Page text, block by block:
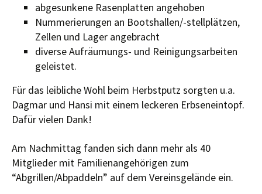
abgesunkene Rasenplatten angehoben
Nummerierungen an Bootshallen/-stellplätzen,
Zellen und Lager angebracht
diverse Aufräumungs- und Reinigungsarbeiten
geleistet.
Für das leibliche Wohl beim Herbstputz sorgten u.a.
Dagmar und Hansi mit einem leckeren Erbseneintopf.
Dafür vielen Dank!
Am Nachmittag fanden sich dann mehr als 40
Mitglieder mit Familienangehörigen zum
“Abgrillen/Abpaddeln” auf dem Vereinsgelände ein.